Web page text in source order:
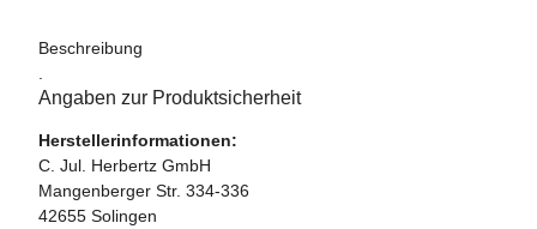
Beschreibung
Angaben zur Produktsicherheit
Herstellerinformationen:
C. Jul. Herbertz GmbH
Mangenberger Str. 334-336
42655 Solingen